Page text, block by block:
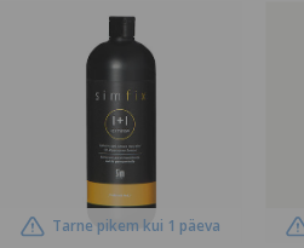
Tarne pikem kui 1 päeva